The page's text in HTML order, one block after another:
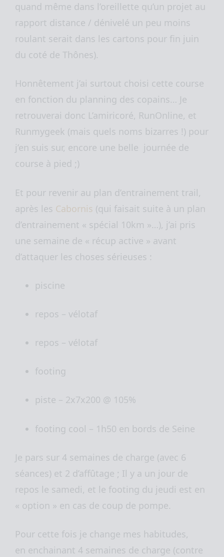
quand même dans l’oreillette qu’un projet au
rapport distance / dénivelé un peu moins
roulant serait dans les cartons pour fin juin
du coté de Thônes).
Honnêtement j’ai surtout choisi cette course
en fonction du planning des copains… Je
retrouverai donc L’amiricoré, RunOnline, et
Runmygeek (mais quels noms bizarres !) pour
j’en suis sur, encore une belle journée de
course à pied ;)
Et pour revenir au plan d’entrainement trail,
après les Cabornis (qui faisait suite à un plan
d’entrainement « spécial 10km »…), j’ai pris
une semaine de « récup active » avant
d’attaquer les choses sérieuses :
piscine
repos – vélotaf
repos – vélotaf
footing
piste – 2x7x200 @ 105%
footing cool – 1h50 en bords de Seine
Je pars sur 4 semaines de charge (avec 6
séances) et 2 d’affûtage ; Il y a un jour de
repos le samedi, et le footing du jeudi est en
« option » en cas de coup de pompe.
Pour cette fois je change mes habitudes,
en enchainant 4 semaines de charge (contre